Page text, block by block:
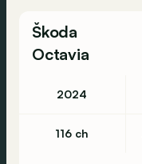
Škoda
Octavia
2024
116 ch